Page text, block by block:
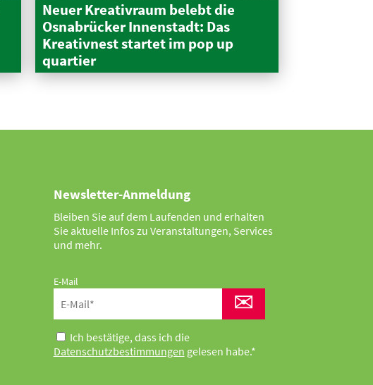
Neuer Kreativraum belebt die
Osnabrücker Innen­stadt: Das
Kreativnest startet im pop up
quartier
Newsletter-Anmeldung
Bleiben Sie auf dem Laufenden und erhalten
Sie aktuelle Infos zu Veranstaltungen, Services
und mehr.
E-Mail
✉
Ich bestätige, dass ich die
Datenschutzbestimmungen gelesen habe.*